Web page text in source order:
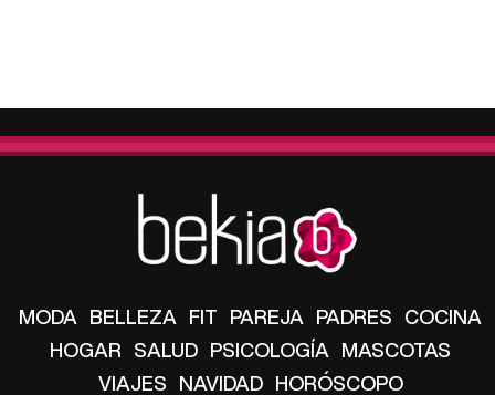
MODA BELLEZA FIT PAREJA PADRES COCINA
HOGAR SALUD PSICOLOGÍA MASCOTAS
VIAJES NAVIDAD HORÓSCOPO